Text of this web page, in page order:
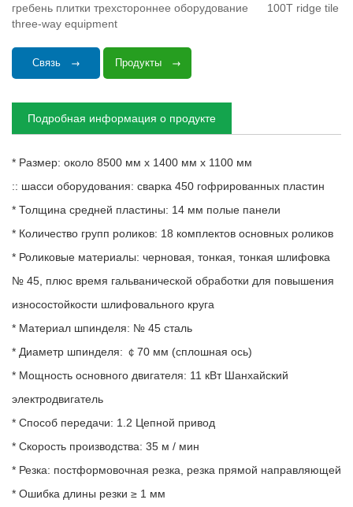
гребень плитки трехстороннее оборудование
100T ridge tile
three-way equipment
Связь Продукты
Подробная информация о продукте
* Размер: около 8500 мм x 1400 мм x 1100 мм
:: шасси оборудования: сварка 450 гофрированных пластин
* Толщина средней пластины: 14 мм полые панели
* Количество групп роликов: 18 комплектов основных роликов
* Роликовые материалы: черновая, тонкая, тонкая шлифовка
№ 45, плюс время гальванической обработки для повышения
износостойкости шлифовального круга
* Материал шпинделя: № 45 сталь
* Диаметр шпинделя: ￠70 мм (сплошная ось)
* Мощность основного двигателя: 11 кВт Шанхайский
электродвигатель
* Способ передачи: 1.2 Цепной привод
* Скорость производства: 35 м / мин
* Резка: постформовочная резка, резка прямой направляющей
* Ошибка длины резки ≥ 1 мм